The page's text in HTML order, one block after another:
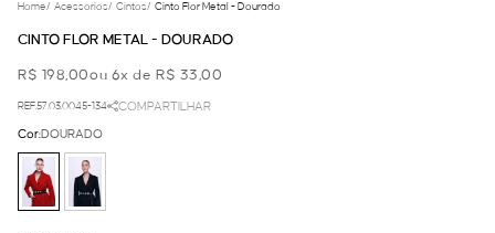
Home/ Acessorios/ Cintos/ Cinto Flor Metal - Dourado
CINTO FLOR METAL - DOURADO
R$ 198,00ou 6x de R$ 33,00
REF.57.03.0045-134 COMPARTILHAR
Cor:DOURADO